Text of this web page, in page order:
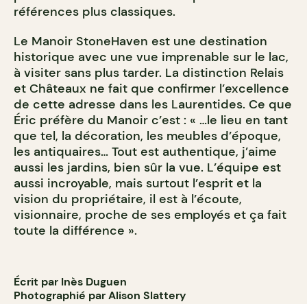
références plus classiques.
Le Manoir StoneHaven est une destination
historique avec une vue imprenable sur le lac,
à visiter sans plus tarder. La distinction Relais
et Châteaux ne fait que confirmer l’excellence
de cette adresse dans les Laurentides. Ce que
Éric préfère du Manoir c’est : « …le lieu en tant
que tel, la décoration, les meubles d’époque,
les antiquaires… Tout est authentique, j’aime
aussi les jardins, bien sûr la vue. L’équipe est
aussi incroyable, mais surtout l’esprit et la
vision du propriétaire, il est à l’écoute,
visionnaire, proche de ses employés et ça fait
toute la différence ».
Écrit par Inès Duguen
Photographié par Alison Slattery